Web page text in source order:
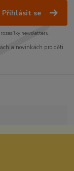
Přihlásit se
newsletteru.
a novinkách pro děti.